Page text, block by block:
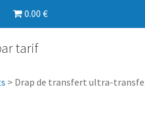
0.00 €
tarif
> Drap de transfert ultra-